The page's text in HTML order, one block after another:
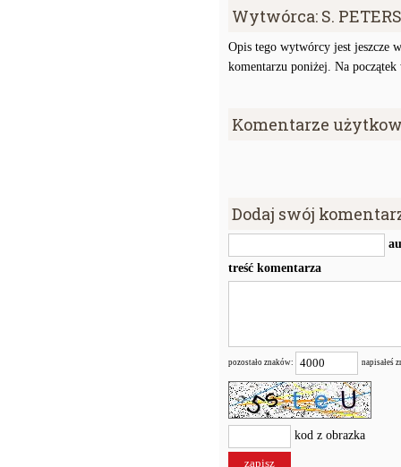
Wytwórca: S.
Opis tego wytwórcy jest jeszcze
komentarzu poniżej. Na
Komentarze
Dodaj swój
treść komentarza
pozostało znaków: napisałeś
kod z obrazka